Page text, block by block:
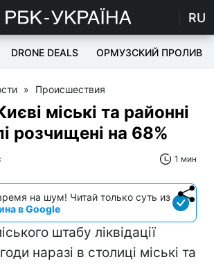
RU
DRONE DEALS ОРМУЗСКИЙ ПРОЛИВ
» Происшествия
міські та районні
розчищені на 68%
1 мин
на шум! Читай только суть из
в Google
штабу ліквідації
наразі в столиці міські та